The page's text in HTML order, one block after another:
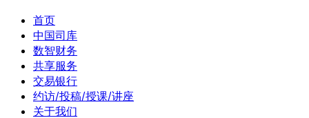
首页
中国司库
数智财务
共享服务
交易银行
约访/投稿/授课/讲座
关于我们